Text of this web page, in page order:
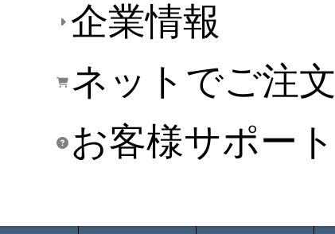
企業情報
ネットでご注文
お客様サポート